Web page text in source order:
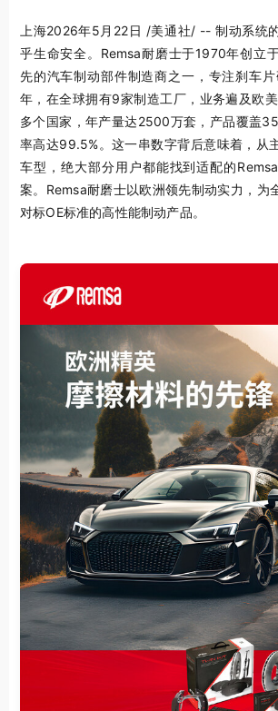
上海2026年5月22日 /美通社/ -- 制动系统
乎生命安全。Remsa耐磨士于1970年创立
先的汽车制动部件制造商之一，专注刹车
年，在全球拥有9家制造工厂，业务遍及欧
多个国家，年产量达2500万套，产品覆盖
率高达99.5%。这一串数字背后意味着，从
车型，绝大部分用户都能找到适配的
案。Remsa耐磨士以欧洲领先制动实力，为
对标OE标准的高性能制动产品。